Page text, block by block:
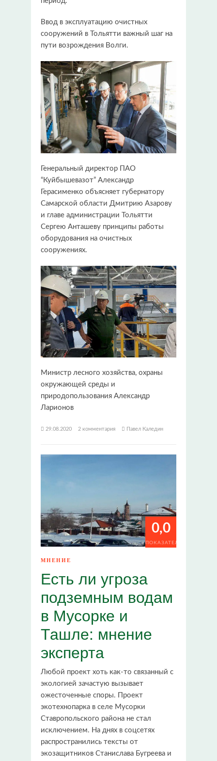
Ввод в эксплуатацию очистных
сооружений в Тольятти важный шаг на
пути возрождения Волги.
Генеральный директор ПАО
“Куйбышевазот” Александр
Герасименко объясняет губернатору
Самарской области Дмитрию Азарову
и главе администрации Тольятти
Сергею Анташеву принципы работы
оборудования на очистных
сооружениях.
Министр лесного хозяйства, охраны
окружающей среды и
природопользования Александр
Ларионов
29.08.2020 2 комментария Павел Каледин
0,0
ПОКАЗАТЕЛИ
МНЕНИЕ
Есть ли угроза
подземным водам
в Мусорке и
Ташле: мнение
эксперта
Любой проект хоть как-то связанный с
экологией зачастую вызывает
ожесточенные споры. Проект
экотехнопарка в селе Мусорки
Ставропольского района не стал
исключением. На днях в соцсетях
распространились тексты от
экозащитников Станислава Бугреева и